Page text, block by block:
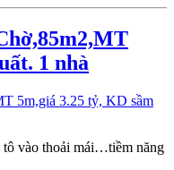
1 nhà
vào thoải mái…tiềm năng